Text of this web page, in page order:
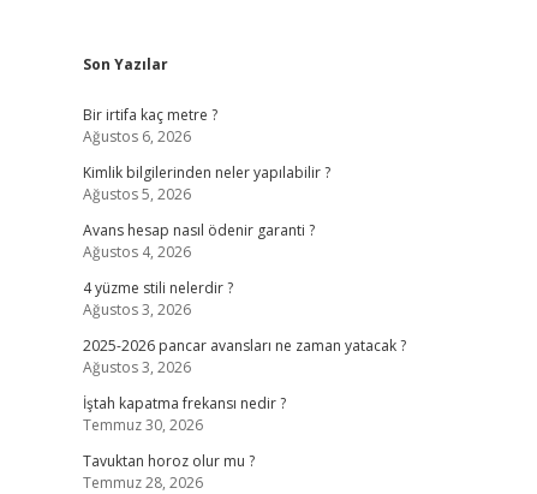
Sidebar
Son Yazılar
Bir irtifa kaç metre ?
Ağustos 6, 2026
Kimlik bilgilerinden neler yapılabilir ?
Ağustos 5, 2026
Avans hesap nasıl ödenir garanti ?
Ağustos 4, 2026
4 yüzme stili nelerdir ?
Ağustos 3, 2026
2025-2026 pancar avansları ne zaman yatacak ?
Ağustos 3, 2026
İştah kapatma frekansı nedir ?
Temmuz 30, 2026
Tavuktan horoz olur mu ?
Temmuz 28, 2026